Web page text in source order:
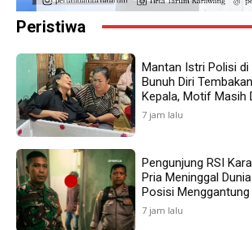
Peristiwa
Mantan Istri Polisi di
Bunuh Diri
Kepala, Motif Masih
7 jam lalu
Pengunjung RSI
Pria Meninggal
Posisi Menggantung
7 jam lalu